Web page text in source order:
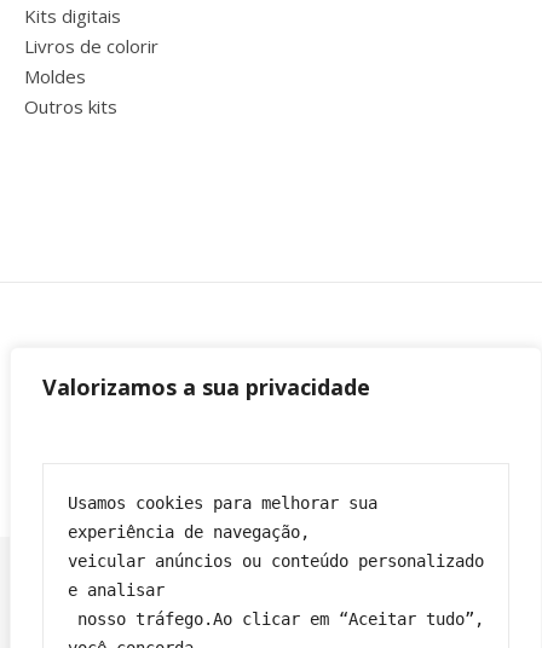
Valorizamos a sua privacidade
Usamos cookies para melhorar sua
experiência de navegação,
veicular anúncios ou conteúdo personalizado
e analisar
Kits digitais
Livros de colorir
Moldes
Outros kits
Franciane|Tema Bard por WP Royal.